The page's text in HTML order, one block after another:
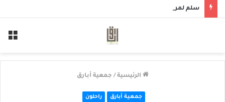
سلم لمن سالمكم
الرئيسية / جمعية أبارق
جمعية أبارق راحلون